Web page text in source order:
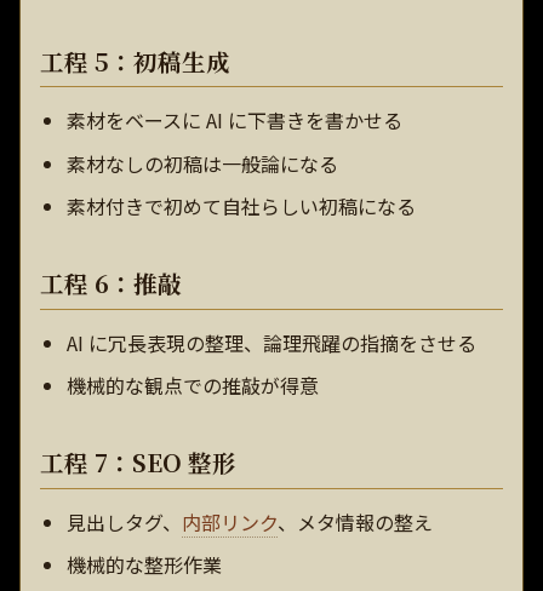
工程 5：初稿生成
素材をベースに AI に下書きを書かせる
素材なしの初稿は一般論になる
素材付きで初めて自社らしい初稿になる
工程 6：推敲
AI に冗長表現の整理、論理飛躍の指摘をさせる
機械的な観点での推敲が得意
工程 7：SEO 整形
見出しタグ、 内部リンク、メタ情報の整え
機械的な整形作業